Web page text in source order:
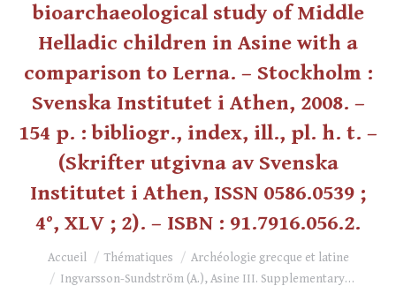
bioarchaeological study of Middle
Helladic children in Asine with a
comparison to Lerna. – Stockholm :
Svenska Institutet i Athen, 2008. –
154 p. : bibliogr., index, ill., pl. h. t. –
(Skrifter utgivna av Svenska
Institutet i Athen, ISSN 0586.0539 ;
4°, XLV ; 2). – ISBN : 91.7916.056.2.
Vous êtes ici :
Accueil Thématiques
Archéologie grecque et latine
Ingvarsson-Sundström (A.), Asine III. Supplementary…